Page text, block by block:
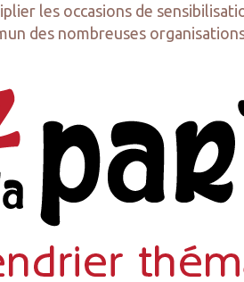
les occasions de
des nombreuses